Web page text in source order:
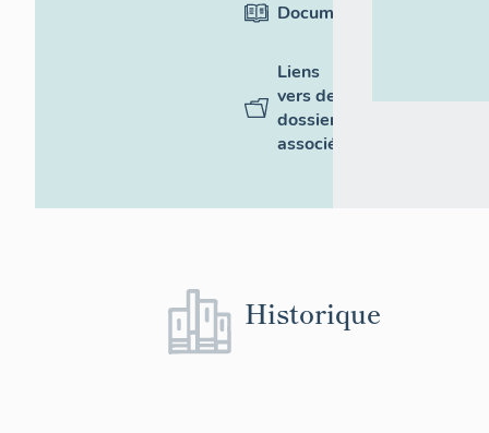
Documentation
Liens
vers des
dossiers
associés
Historique